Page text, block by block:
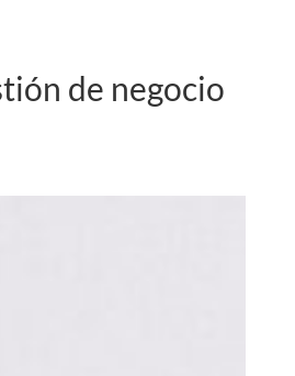
de negocio